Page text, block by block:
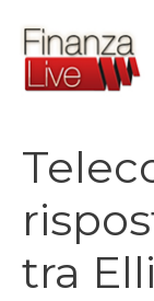
contenuto
tra